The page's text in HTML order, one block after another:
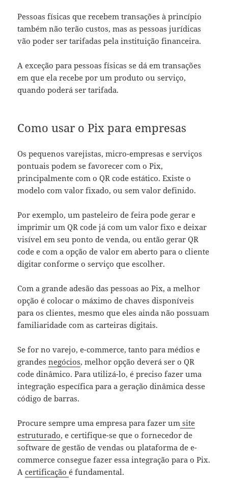
Pessoas físicas que recebem transações à princípio
também não terão custos, mas as pessoas jurídicas
vão poder ser tarifadas pela instituição financeira.
A exceção para pessoas físicas se dá em transações
em que ela recebe por um produto ou serviço,
quando poderá ser tarifada.
Como usar o Pix para empresas
Os pequenos varejistas, micro-empresas e serviços
pontuais podem se favorecer com o Pix,
principalmente com o QR code estático. Existe o
modelo com valor fixado, ou sem valor definido.
Por exemplo, um pasteleiro de feira pode gerar e
imprimir um QR code já com um valor fixo e deixar
visível em seu ponto de venda, ou então gerar QR
code e com a opção de valor em aberto para o cliente
digitar conforme o serviço que escolher.
Com a grande adesão das pessoas ao Pix, a melhor
opção é colocar o máximo de chaves disponíveis
para os clientes, mesmo que eles ainda não possuam
familiaridade com as carteiras digitais.
Se for no varejo, e-commerce, tanto para médios e
grandesnegócios, melhor opção deverá ser o QR
code dinâmico. Para utilizá-lo, é preciso fazer uma
integração específica para a geração dinâmica desse
código de barras.
Procure sempre uma empresa para fazer um site
estruturado, e certifique-se que o fornecedor de
software de gestão de vendas ou plataforma de e-
commerce consegue fazer essa integração para o Pix.
Acertificaçãoé fundamental.